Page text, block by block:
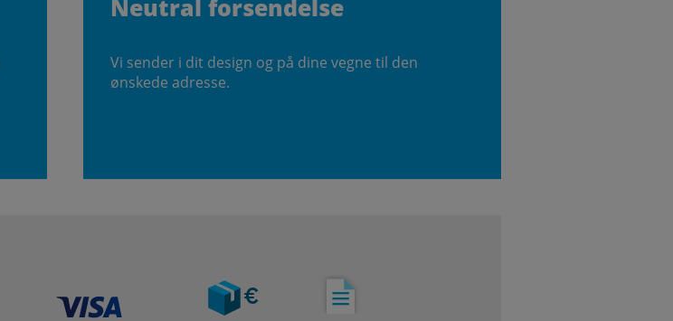
Neutral forsendelse
Vi sender i dit design og på dine vegne til den
ønskede adresse.